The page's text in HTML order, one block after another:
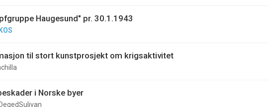
Haugesund" pr. 30.1.1943
KOS
til stort kunstprosjekt om krigsaktivitet
i Norske byer
DegedSulivan